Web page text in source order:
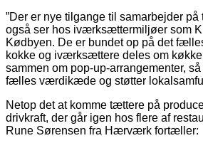
”Der er nye tilgange til samarbejder
også ser hos iværksættermiljøer som
Kødbyen. De er bundet op på det
kokke og iværk­sættere deles om
sammen om pop-up-arrangementer,
fælles værdikæde og støtter
Netop det at komme tættere på
drivkraft, der går igen hos flere af
Rune Sørensen fra Hærværk fortæller: